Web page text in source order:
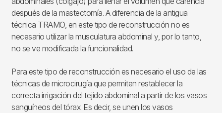
después de la mastectomía. A diferencia de la antigua
técnica TRAMO, en este tipo de reconstrucción no es
necesario utilizar la musculatura abdominal y, por lo tanto,
no se ve modificada la funcionalidad.
Para este tipo de reconstrucción es necesario el uso de las
técnicas de microcirugía que permiten restablecer la
correcta irrigación del tejido abdominal a partir de los vasos
sanguíneos del tórax. Es decir, se unen los vasos